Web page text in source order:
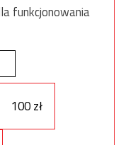
funkcjonowania
100 zł